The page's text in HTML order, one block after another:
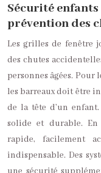
Sécurité enfants
prévention des
Les grilles de fenêtre
des chutes
personnes âgées. Pour
les barreaux doit être
de la tête d’un
solide et durable. En
rapide, facilement
indispensable. Des